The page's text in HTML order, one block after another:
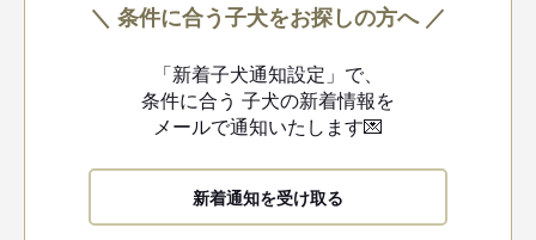
＼ 条件に合う子犬をお探しの方へ ／
「新着子犬通知設定」で、
条件に合う 子犬の新着情報を
メールで通知いたします💌
新着通知を受け取る